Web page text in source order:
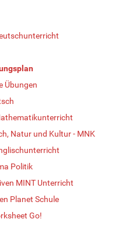
Übungen
Natur und Kultur - MNK
Politik
MINT Unterricht
Planet Schule
Go!